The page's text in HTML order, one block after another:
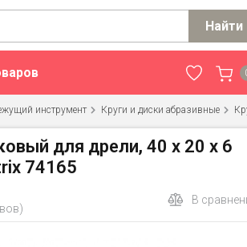
Найти
инструмент Круги и диски абразивные
для дрели, 40 х 20 х 6
74165
В